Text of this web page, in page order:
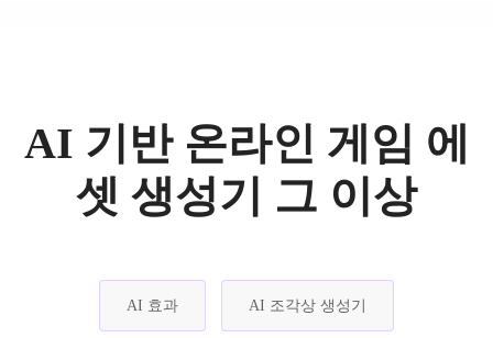
AI 기반 온라인 게임 에
셋 생성기 그 이상
AI 효과 AI 조각상 생성기